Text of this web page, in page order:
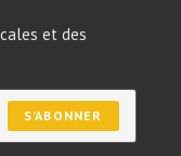
et des
S'ABONNER